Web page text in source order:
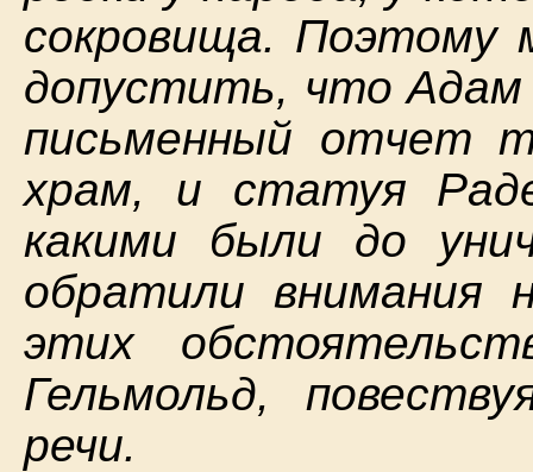
сокровища. Поэтому
допустить, что Адам
письменный отчет
храм, и статуя
какими были до
обратили
этих
Гельмольд,
речи.